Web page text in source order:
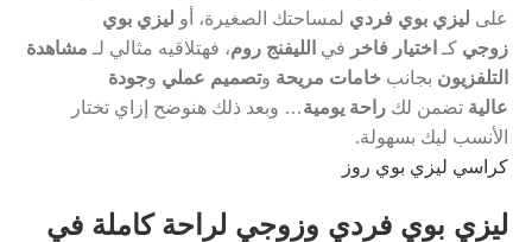
على ليزي بوي فردي لمساحتك الصغيرة، أو ليزي بوي
زوجي كـ اختيار فاخر في الليفنج روم، فهتلاقيه مثالي لـ مشاهدة
التلفزيون بجانب خامات مريحة وتصميم عملي وجودة
عالية تضمن لك راحة يومية… وبعد ذلك هنوضح إزاي تختار
الأنسب ليك بسهولة.
كراسي ليزي بوي روز
ليزي بوي فردي وزوجي لراحة كاملة في